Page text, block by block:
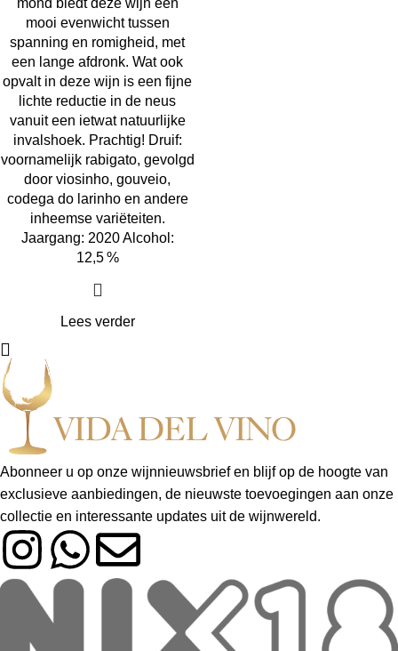
mond biedt deze wijn een
mooi evenwicht tussen
spanning en romigheid, met
een lange afdronk. Wat ook
opvalt in deze wijn is een fijne
lichte reductie in de neus
vanuit een ietwat natuurlijke
invalshoek. Prachtig! Druif:
voornamelijk rabigato, gevolgd
door viosinho, gouveio,
codega do larinho en andere
inheemse variëteiten.
Jaargang: 2020 Alcohol:
12,5 %
Lees verder
Abonneer u op onze wijnnieuwsbrief en blijf op de hoogte van
exclusieve aanbiedingen, de nieuwste toevoegingen aan onze
collectie en interessante updates uit de wijnwereld.